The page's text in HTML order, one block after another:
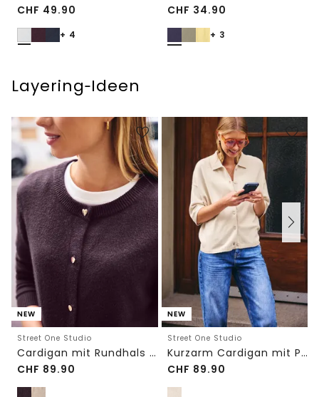
CHF 49.90
+ 4
CHF 34.90
+ 3
Layering‑Ideen
NEW
Street One Studio
Cardigan mit Rundhals und Knöpfen
CHF 89.90
NEW
Street One Studio
Kurzarm Cardigan mit Polokragen
CHF 89.90